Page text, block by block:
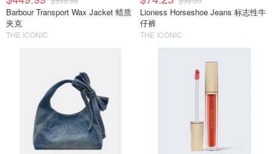
Barbour Transport Wax Jacket 蜡质
夹克
THE ICONIC
Lioness Horseshoe Jeans 标志性牛
仔裤
THE ICONIC